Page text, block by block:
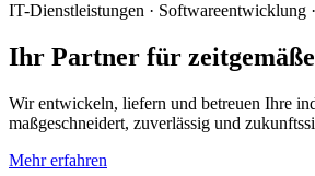
IT-Dienstleistungen · Softwareentwicklung
Ihr Partner für
Wir entwickeln, liefern und betreuen Ihre
maßgeschneidert, zuverlässig und
Mehr erfahren